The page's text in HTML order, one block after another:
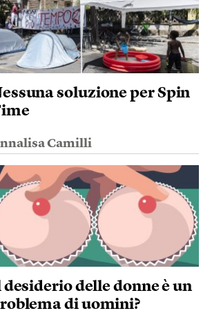
soluzione per Spin
Camilli
desiderio delle donne è un
di uomini?